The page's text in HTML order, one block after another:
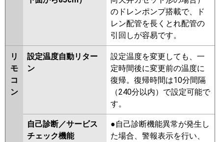
のドレンポンプ搭載で、ド
レン配管を長くとれ配管の
引回しが容易です。
リ
モ
コ
ン
設定温度自動リター
ン
設定温度を変更しても、一
定時間後に変更前の温度に
復帰。復帰時間は10分間隔
（240分以内）で設定可能で
す。
自己診断／サービス
チェック機能
●自己診断機能異常が発生し
た場合、警報表示を行い、